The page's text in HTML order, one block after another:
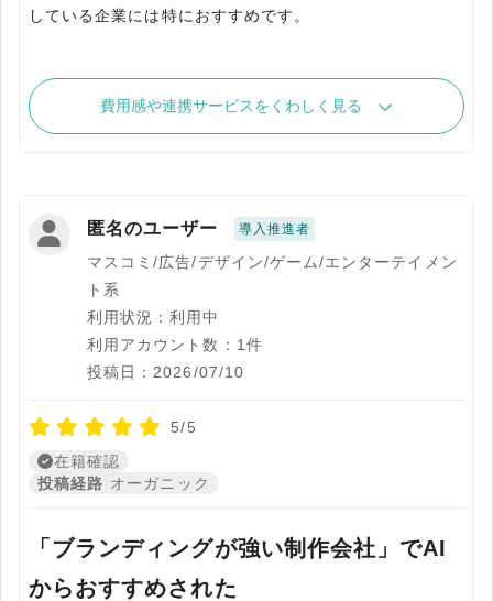
している企業には特におすすめです。
費用感や連携サービスをくわしく見る
匿名のユーザー 導入推進者
マスコミ/広告/デザイン/ゲーム/エンターテイメン
ト系
利用状況：利用中
利用アカウント数：1件
投稿日：2026/07/10
5/5
在籍確認
投稿経路 オーガニック
「ブランディングが強い制作会社」でAI
からおすすめされた